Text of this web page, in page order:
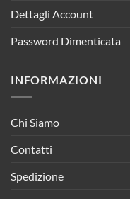
Dettagli Account
Password Dimenticata
INFORMAZIONI
Chi Siamo
Contatti
Spedizione